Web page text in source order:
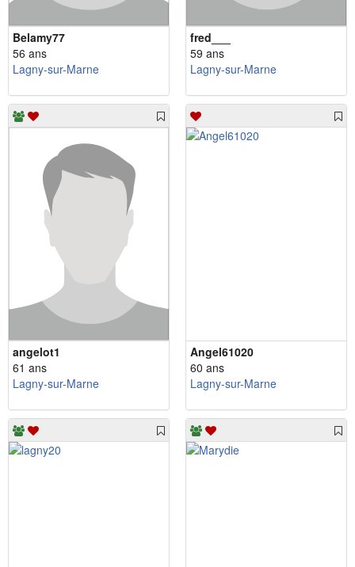
Belamy77
56 ans
Lagny-sur-Marne
fred___
59 ans
Lagny-sur-Marne
angelot1
61 ans
Lagny-sur-Marne
Angel61020
60 ans
Lagny-sur-Marne